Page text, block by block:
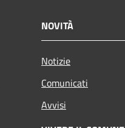
NOVITÀ
Notizie
Comunicati
Avvisi